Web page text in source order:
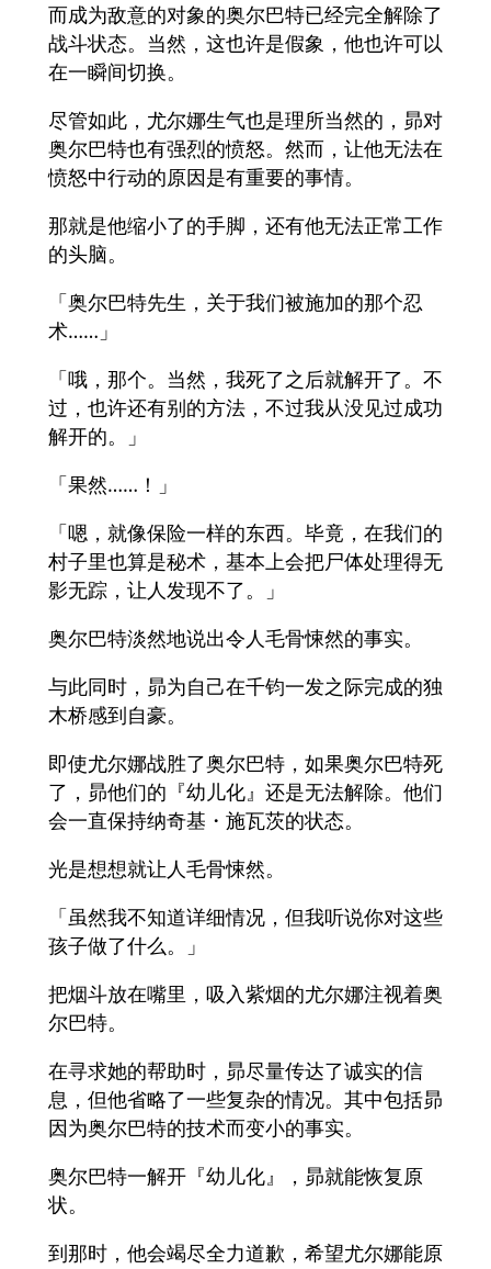
而成为敌意的对象的奥尔巴特已经完全解除了
战斗状态。当然，这也许是假象，他也许可以
在一瞬间切换。
尽管如此，尤尔娜生气也是理所当然的，昴对
奥尔巴特也有强烈的愤怒。然而，让他无法在
愤怒中行动的原因是有重要的事情。
那就是他缩小了的手脚，还有他无法正常工作
的头脑。
「奥尔巴特先生，关于我们被施加的那个忍
术……」
「哦，那个。当然，我死了之后就解开了。不
过，也许还有别的方法，不过我从没见过成功
解开的。」
「果然……！」
「嗯，就像保险一样的东西。毕竟，在我们的
村子里也算是秘术，基本上会把尸体处理得无
影无踪，让人发现不了。」
奥尔巴特淡然地说出令人毛骨悚然的事实。
与此同时，昴为自己在千钧一发之际完成的独
木桥感到自豪。
即使尤尔娜战胜了奥尔巴特，如果奥尔巴特死
了，昴他们的『幼儿化』还是无法解除。他们
会一直保持纳奇基・施瓦茨的状态。
光是想想就让人毛骨悚然。
「虽然我不知道详细情况，但我听说你对这些
孩子做了什么。」
把烟斗放在嘴里，吸入紫烟的尤尔娜注视着奥
尔巴特。
在寻求她的帮助时，昴尽量传达了诚实的信
息，但他省略了一些复杂的情况。其中包括昴
因为奥尔巴特的技术而变小的事实。
奥尔巴特一解开『幼儿化』，昴就能恢复原
状。
到那时，他会竭尽全力道歉，希望尤尔娜能原